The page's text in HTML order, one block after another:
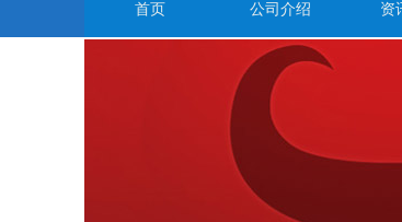
首页 公司介绍 资